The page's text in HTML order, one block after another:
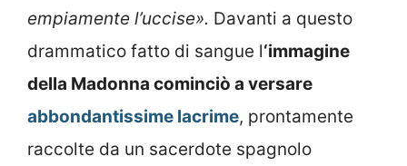
empiamente l’uccise». Davanti a questo
drammatico fatto di sangue l‘immagine
della Madonna cominciò a versare
abbondantissime lacrime, prontamente
raccolte da un sacerdote spagnolo